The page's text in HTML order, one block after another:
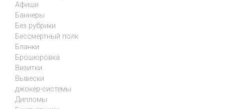
Афиши
Баннеры
Без рубрики
Бессмертный полк
Бланки
Брошюровка
Визитки
Вывески
джокер-системы
Дипломы